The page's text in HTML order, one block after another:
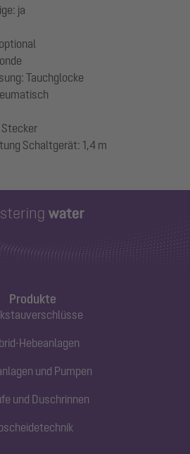
ja
Tauchglocke
Schaltgerät: 1,4 m
Produkte
Hebeanlagen
und Pumpen
und Duschrinnen